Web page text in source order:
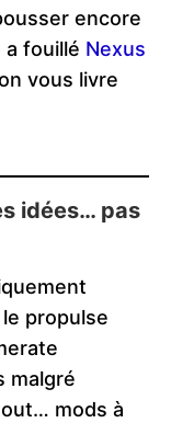
encore
a fouillé Nexus
vous livre
idées… pas
propulse
malgré
mods à